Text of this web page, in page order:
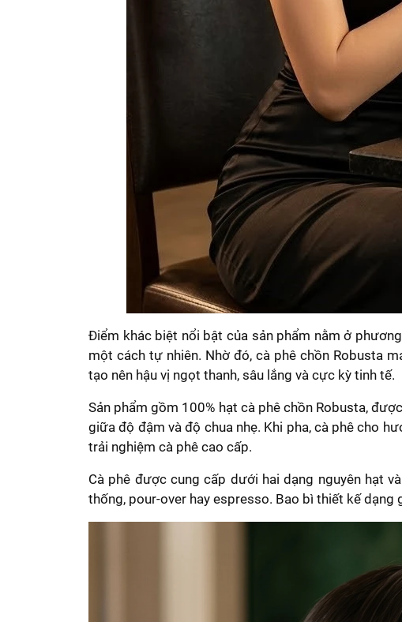
Điểm khác biệt nổi bật của sản phẩm nằm ở
một cách tự nhiên. Nhờ đó, cà phê chồn Robusta
tạo nên hậu vị ngọt thanh, sâu lắng và cực kỳ tinh tế.
Sản phẩm gồm 100% hạt cà phê chồn Robusta,
giữa độ đậm và độ chua nhẹ. Khi pha, cà phê cho
trải nghiệm cà phê cao cấp.
Cà phê được cung cấp dưới hai dạng nguyên hạt
thống, pour-over hay espresso. Bao bì thiết kế